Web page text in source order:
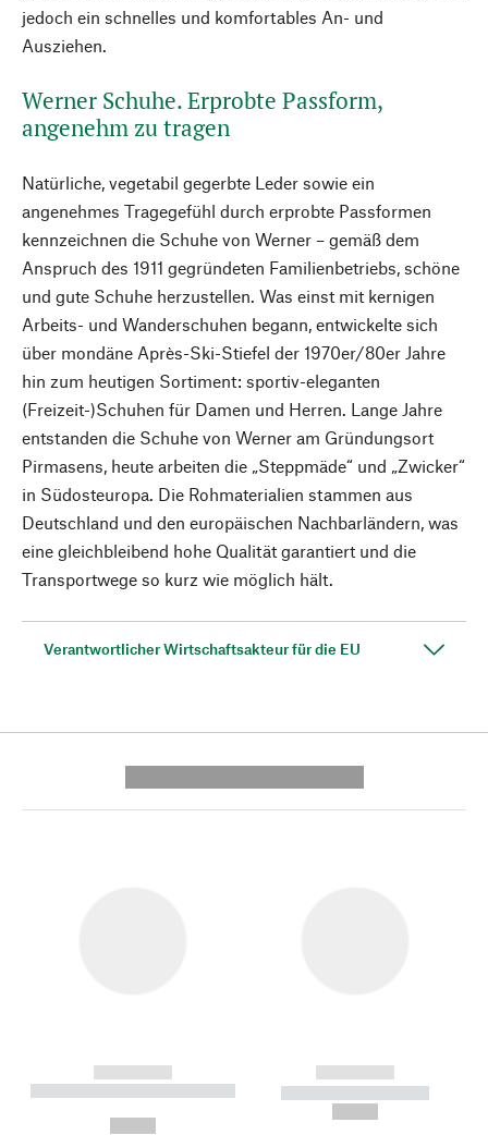
jedoch ein schnelles und komfortables An- und
Ausziehen.
Werner Schuhe. Erprobte Passform,
angenehm zu tragen
Natürliche, vegetabil gegerbte Leder sowie ein
angenehmes Tragegefühl durch erprobte Passformen
kennzeichnen die Schuhe von Werner – gemäß dem
Anspruch des 1911 gegründeten Familienbetriebs, schöne
und gute Schuhe herzustellen. Was einst mit kernigen
Arbeits- und Wanderschuhen begann, entwickelte sich
über mondäne Après-Ski-Stiefel der 1970er/80er Jahre
hin zum heutigen Sortiment: sportiv-eleganten
(Freizeit-)Schuhen für Damen und Herren. Lange Jahre
entstanden die Schuhe von Werner am Gründungsort
Pirmasens, heute arbeiten die „Steppmäde“ und „Zwicker“
in Südosteuropa. Die Rohmaterialien stammen aus
Deutschland und den europäischen Nachbarländern, was
eine gleichbleibend hohe Qualität garantiert und die
Transportwege so kurz wie möglich hält.
Verantwortlicher Wirtschaftsakteur für die EU
------------
----------- ----------- --------
------------
----------- -----------